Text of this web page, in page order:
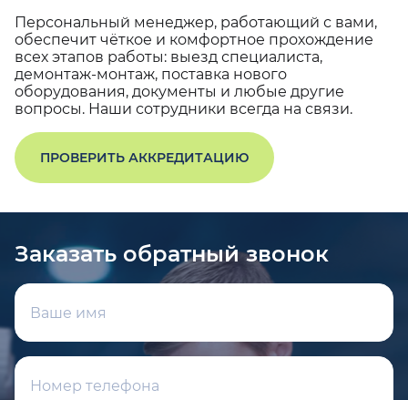
Персональный менеджер, работающий с вами,
обеспечит чёткое и комфортное прохождение
всех этапов работы: выезд специалиста,
демонтаж-монтаж, поставка нового
оборудования, документы и любые другие
вопросы. Наши сотрудники всегда на связи.
ПРОВЕРИТЬ АККРЕДИТАЦИЮ
Заказать обратный звонок